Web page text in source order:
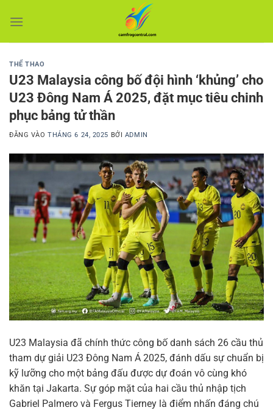
qua
THỂ THAO
U23 Malaysia công bố đội hình ‘khủng’ cho
U23 Đông Nam Á 2025, đặt mục tiêu chinh
phục bảng tử thần
ĐĂNG VÀOTHÁNG 6 24, 2025 BỞI ADMIN
U23 Malaysia đã chính thức công bố danh sách 26 cầu thủ
tham dự giải U23 Đông Nam Á 2025, đánh dấu sự chuẩn bị
kỹ lưỡng cho một bảng đấu được dự đoán vô cùng khó
khăn tại Jakarta. Sự góp mặt của hai cầu thủ nhập tịch
Gabriel Palmero và Fergus Tierney là điểm nhấn đáng chú